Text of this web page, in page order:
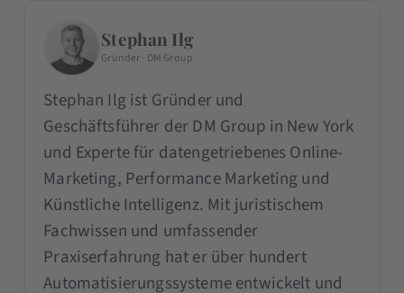
Stephan Ilg
Gründer · DM Group
Stephan Ilg ist Gründer und
Geschäftsführer der DM Group in New York
und Experte für datengetriebenes Online-
Marketing, Performance Marketing und
Künstliche Intelligenz. Mit juristischem
Fachwissen und umfassender
Praxiserfahrung hat er über hundert
Automatisierungssysteme entwickelt und